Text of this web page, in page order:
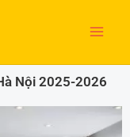
Nội 2025-2026